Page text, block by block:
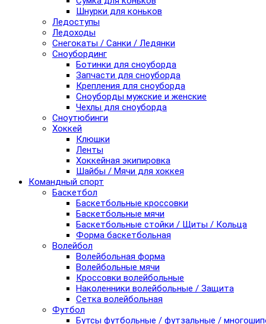
Шнурки для коньков
Ледоступы
Ледоходы
Снегокаты / Санки / Ледянки
Сноубординг
Ботинки для сноуборда
Запчасти для сноуборда
Крепления для сноуборда
Сноуборды мужские и женские
Чехлы для сноуборда
Сноутюбинги
Хоккей
Клюшки
Ленты
Хоккейная экипировка
Шайбы / Мячи для хоккея
Командный спорт
Баскетбол
Баскетбольные кроссовки
Баскетбольные мячи
Баскетбольные стойки / Щиты / Кольца
Форма баскетбольная
Волейбол
Волейбольная форма
Волейбольные мячи
Кроссовки волейбольные
Наколенники волейбольные / Защита
Сетка волейбольная
Футбол
Бутсы футбольные / футзальные /